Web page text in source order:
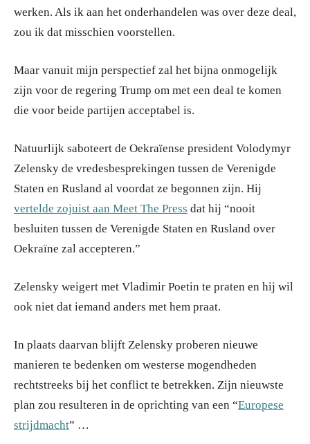
werken. Als ik aan het onderhandelen was over deze deal,
zou ik dat misschien voorstellen.
Maar vanuit mijn perspectief zal het bijna onmogelijk
zijn voor de regering Trump om met een deal te komen
die voor beide partijen acceptabel is.
Natuurlijk saboteert de Oekraïense president Volodymyr
Zelensky de vredesbesprekingen tussen de Verenigde
Staten en Rusland al voordat ze begonnen zijn. Hij
vertelde zojuist aan Meet The Press dat hij “nooit
besluiten tussen de Verenigde Staten en Rusland over
Oekraïne zal accepteren.”
Zelensky weigert met Vladimir Poetin te praten en hij wil
ook niet dat iemand anders met hem praat.
In plaats daarvan blijft Zelensky proberen nieuwe
manieren te bedenken om westerse mogendheden
rechtstreeks bij het conflict te betrekken. Zijn nieuwste
plan zou resulteren in de oprichting van een “Europese
strijdmacht” …